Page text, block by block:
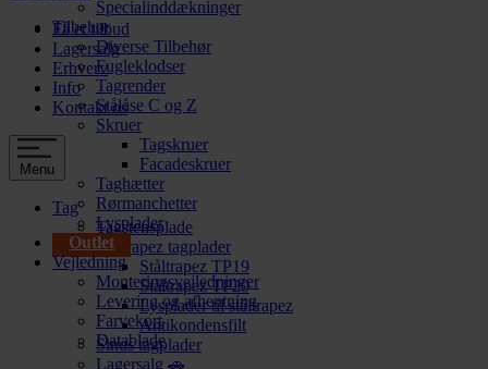
Specialinddækninger
Tilbehør
Diverse Tilbehør
Fugleklodser
Tagrender
Stålåse C og Z
Skruer
Tagskruer
Facadeskruer
Taghætter
Rørmanchetter
Lysplader
Outlet
Vejledning
Monteringsvejledninger
Levering og afhentning
Farvekort
Datablade
Få et tilbud
Lagersalg
Erhverv
Info
Kontakt os
Menu
Tag
Tagstensplade
Ståltrapez tagplader
Ståltrapez TP19
Ståltrapez TP20
Lysplader til ståltrapez
Antikondensfilt
Sinus tagplader
Lagersalg 🚗